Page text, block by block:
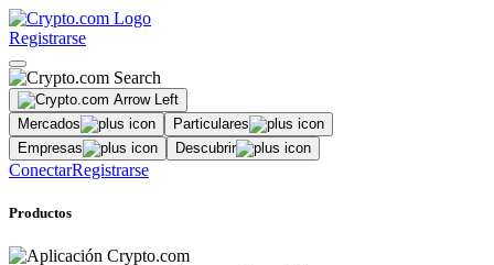
Registrarse
Mercados
Particulares
Empresas
Descubrir
ConectarRegistrarse
Productos